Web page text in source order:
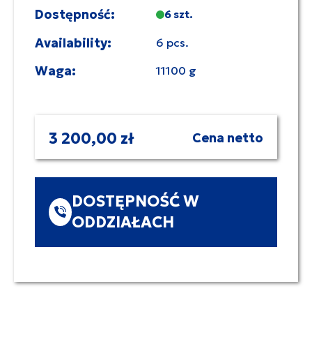
Dostępność: 6 szt.
Availability: 6 pcs.
Waga: 11100 g
3 200,00 zł Cena netto
DOSTĘPNOŚĆ W
ODDZIAŁACH